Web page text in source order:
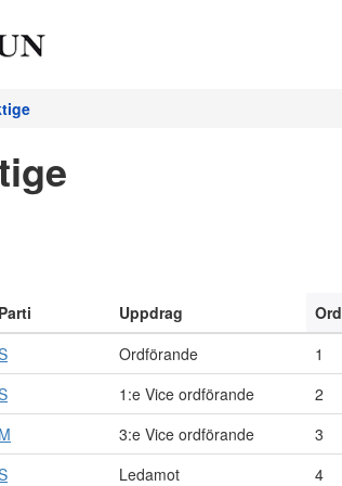
Parti Uppdrag
Ordförande
1
1:e Vice ordförande
2
M 3:e Vice ordförande
3
Ledamot
4